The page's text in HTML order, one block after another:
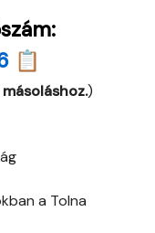
📋
)
a Tolna